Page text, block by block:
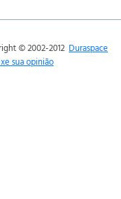
© 2002-2012 Duraspace
sua opinião